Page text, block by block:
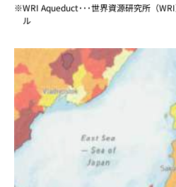
WRI Aqueduct･･･世界資源研究所（
ル